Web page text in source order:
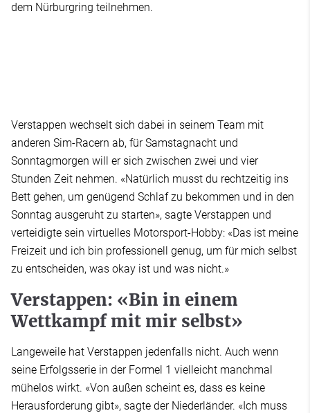
dem Nürburgring teilnehmen.
Verstappen wechselt sich dabei in seinem Team mit
anderen Sim-Racern ab, für Samstagnacht und
Sonntagmorgen will er sich zwischen zwei und vier
Stunden Zeit nehmen. «Natürlich musst du rechtzeitig ins
Bett gehen, um genügend Schlaf zu bekommen und in den
Sonntag ausgeruht zu starten», sagte Verstappen und
verteidigte sein virtuelles Motorsport-Hobby: «Das ist meine
Freizeit und ich bin professionell genug, um für mich selbst
zu entscheiden, was okay ist und was nicht.»
Verstappen: «Bin in einem
Wettkampf mit mir selbst»
Langeweile hat Verstappen jedenfalls nicht. Auch wenn
seine Erfolgsserie in der Formel 1 vielleicht manchmal
mühelos wirkt. «Von außen scheint es, dass es keine
Herausforderung gibt», sagte der Niederländer. «Ich muss